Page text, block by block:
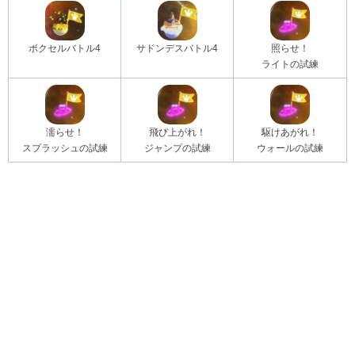
ボクセルバトル4 サドンデスバトル4
照らせ！
ライトの試練
濡らせ！
スプラッシュの試練
飛び上がれ！
ジャンプの試練
駆けあがれ！
ウォールの試練